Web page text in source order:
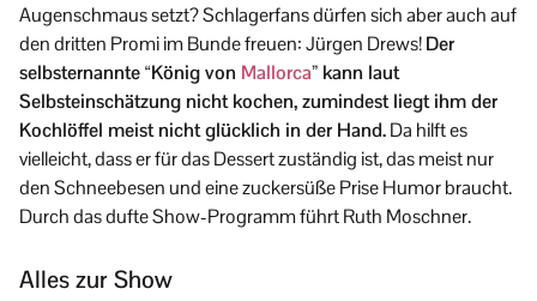
Augenschmaus setzt? Schlagerfans dürfen sich aber auch auf
den dritten Promi im Bunde freuen: Jürgen Drews!Der
selbsternannte “König von Mallorca” kann laut
Selbsteinschätzung nicht kochen, zumindest liegt ihm der
Kochlöffel meist nicht glücklich in der Hand.Da hilft es
vielleicht, dass er für das Dessert zuständig ist, das meist nur
den Schneebesen und eine zuckersüße Prise Humor braucht.
Durch das dufte Show-Programm führt Ruth Moschner.
Alles zur Show